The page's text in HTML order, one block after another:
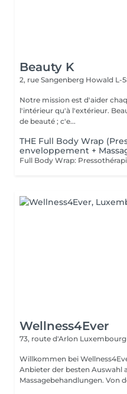
Beauty K
2, rue Sangenberg Howald L-
Notre mission est d'aider
l'intérieur qu'à l'extérieur.
de beauté ; c'e...
THE Full Body Wrap
enveloppement +
Wellness4Ever
73, route d'Arlon Luxembourg
Willkommen bei
Anbieter der besten Auswahl
Massagebehandlungen. Von